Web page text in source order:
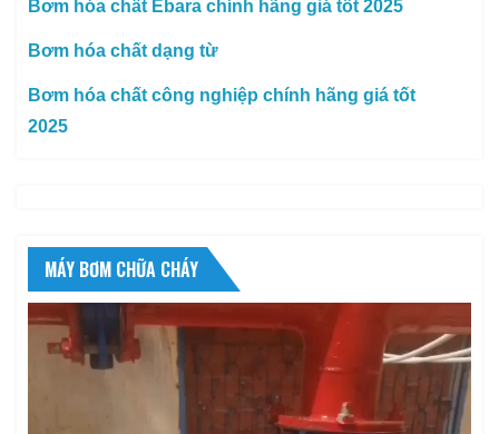
Bơm hóa chất Ebara chính hãng giá tốt 2025
Bơm hóa chất dạng từ
Bơm hóa chất công nghiệp chính hãng giá tốt
2025
MÁY BƠM CHỮA CHÁY
Trình
chơi